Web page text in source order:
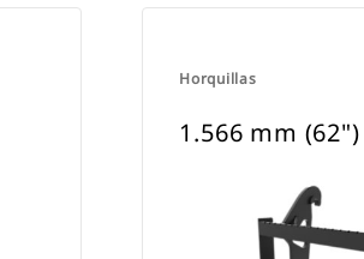
Horquillas
1.566 mm (62")